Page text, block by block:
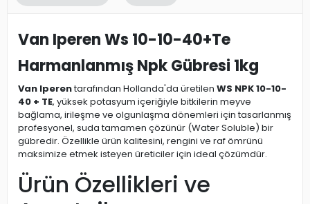
Van Iperen Ws 10-10-40+Te
Harmanlanmış Npk Gübresi 1kg
Van Iperentarafından Hollanda'da üretilen WS NPK 10-10-
40 + TE, yüksek potasyum içeriğiyle bitkilerin meyve
bağlama, irileşme ve olgunlaşma dönemleri için tasarlanmış
profesyonel, suda tamamen çözünür (Water Soluble) bir
gübredir. Özellikle ürün kalitesini, rengini ve raf ömrünü
maksimize etmek isteyen üreticiler için ideal çözümdür.
Ürün Özellikleri ve